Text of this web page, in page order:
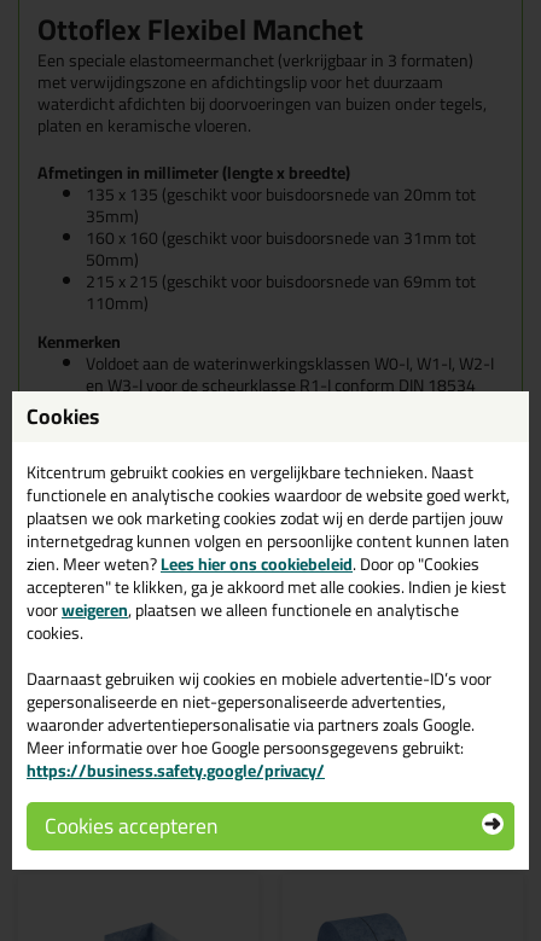
Ottoflex Flexibel Manchet
Een speciale elastomeermanchet (verkrijgbaar in 3 formaten)
met verwijdingszone en afdichtingslip voor het duurzaam
waterdicht afdichten bij doorvoeringen van buizen onder tegels,
platen en keramische vloeren.
Afmetingen in millimeter (lengte x breedte)
135 x 135 (geschikt voor buisdoorsnede van 20mm tot
35mm)
160 x 160 (geschikt voor buisdoorsnede van 31mm tot
50mm)
215 x 215 (geschikt voor buisdoorsnede van 69mm tot
110mm)
Kenmerken
Voldoet aan de waterinwerkingsklassen W0-I, W1-I, W2-I
en W3-I voor de scheurklasse R1-I conform DIN 18534
Voldoet aan de waterinwerkingsklasse W1-B voor de
scheurklassen R0-B en R1-B voor de reservoirlocaties S1-
Voldoet aan de vochtbelastingsklassen na ZDB en abP
Voldoet aan de belastingsklassen W1, W2, W3, W4, W5 en
W6 conform ÖNORM B 3407
Franse VOC-emissie klasse A+
EMICODE® EC 1 Plus - zeer emissiearm
Tips & tricks voor OTTOFLEX Flexibel
Manchet
In de volgende blogs wordt dit product gebruikt:
Kimband aanbrengen, hoe doe ik dat?
Gerelateerde producten
Cookies
Kitcentrum gebruikt cookies en vergelijkbare technieken. Naast
functionele en analytische cookies waardoor de website goed werkt,
plaatsen we ook marketing cookies zodat wij en derde partijen jouw
internetgedrag kunnen volgen en persoonlijke content kunnen laten
zien. Meer weten?Lees hier ons cookiebeleid. Door op "Cookies
accepteren" te klikken, ga je akkoord met alle cookies. Indien je kiest
voorweigeren, plaatsen we alleen functionele en analytische
cookies.
Daarnaast gebruiken wij cookies en mobiele advertentie-ID’s voor
gepersonaliseerde en niet-gepersonaliseerde advertenties,
waaronder advertentiepersonalisatie via partners zoals Google.
Meer informatie over hoe Google persoonsgegevens gebruikt:
https://business.safety.google/privacy/
Cookies accepteren